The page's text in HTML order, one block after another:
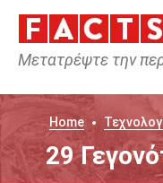
Μετατρέψτε την
Home
29